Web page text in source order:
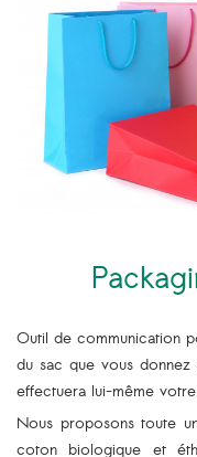
Outil de communication
du sac que vous
effectuera lui-même
Nous proposons toute
coton biologique et